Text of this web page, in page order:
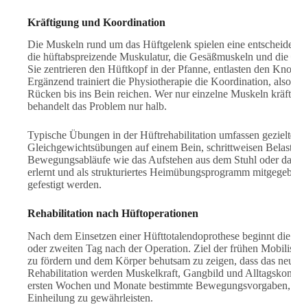
Kräftigung und Koordination
Die Muskeln rund um das Hüftgelenk spielen eine
die hüftabspreizende Muskulatur, die Gesäßmuskeln und
Sie zentrieren den Hüftkopf in der Pfanne, entlasten den
Ergänzend trainiert die Physiotherapie die Koordination,
Rücken bis ins Bein reichen. Wer nur einzelne Muskeln
behandelt das Problem nur halb.
Typische Übungen in der Hüftrehabilitation umfassen
Gleichgewichtsübungen auf einem Bein, schrittweisen
Bewegungsabläufe wie das Aufstehen aus dem Stuhl oder
erlernt und als strukturiertes Heimübungsprogramm
gefestigt werden.
Rehabilitation nach Hüftoperationen
Nach dem Einsetzen einer Hüfttotalendoprothese beginnt
oder zweiten Tag nach der Operation. Ziel der frühen
zu fördern und dem Körper behutsam zu zeigen, dass das
Rehabilitation werden Muskelkraft, Gangbild und
ersten Wochen und Monate bestimmte
Einheilung zu gewährleisten.